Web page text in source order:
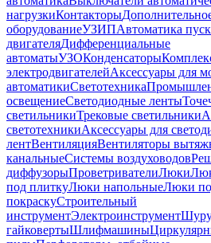
нагрузкиКонтакторы
оборудованиеУЗИПАвтоматика
двигателяДифференциальные
автоматыУЗОКонденсаторы
электродвигателейАксессуары для
автоматикиСветотехника
освещениеСветодиодные ленты
светильникиТрековые светильники
светотехникиАксессуары для
лентВентиляцияВентиляторы
канальныеСистемы воздуховодов
диффузорыПроветривателиЛюки
под плиткуЛюки напольныеЛюки
покраскуСтроительный
инструментЭлектроинструмент
гайковертыШлифмашины